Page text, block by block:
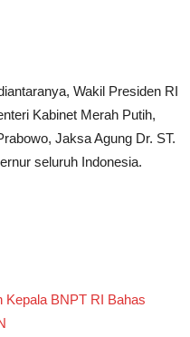
Wakil Presiden RI
Kabinet Merah Putih,
Jaksa Agung Dr. ST.
seluruh Indonesia.
Kepala BNPT RI Bahas